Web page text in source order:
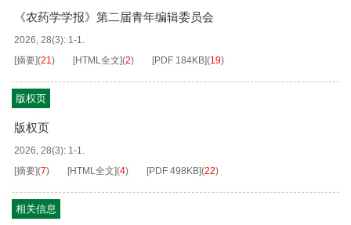
《农药学学报》第二届青年编辑委员会
2026, 28(3): 1-1.
[摘要](21) [HTML全文](2) [PDF 184KB](19)
版权页
版权页
2026, 28(3): 1-1.
[摘要](7) [HTML全文](4) [PDF 498KB](22)
相关信息